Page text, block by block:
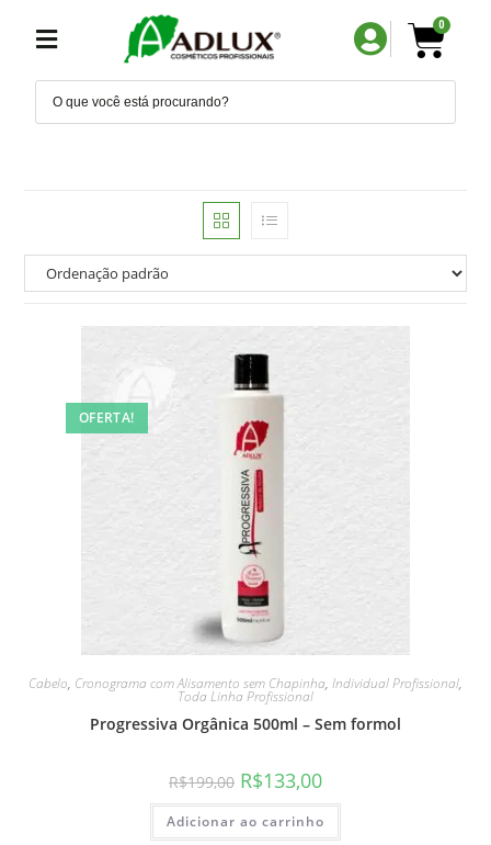
0
OFERTA!
Cabelo, Cronograma com Alisamento sem Chapinha, Individual Profissional,
Toda Linha Profissional
Progressiva Orgânica 500ml – Sem formol
R$199,00 R$133,00
Adicionar ao carrinho